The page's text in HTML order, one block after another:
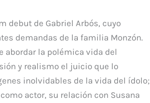
debut de Gabriel Arbós, cuyo
demandas de la familia Monzón.
abordar la polémica vida del
y realismo el juicio que lo
inolvidables de la vida del ídolo;
actor, su relación con Susana